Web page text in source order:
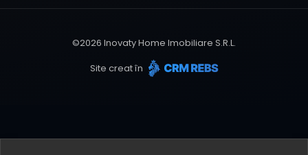
©2026 Inovaty Home Imobiliare S.R.L.
Site creat în